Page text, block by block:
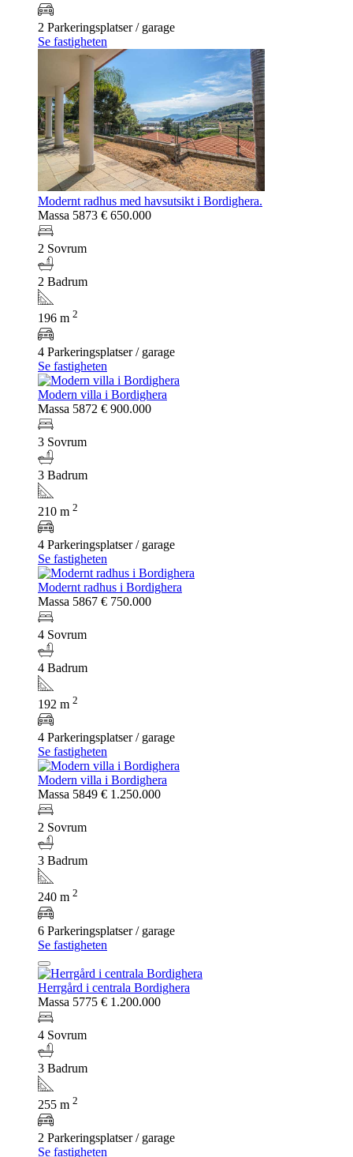
2 Parkeringsplatser / garage
Se fastigheten
Modernt radhus med havsutsikt i Bordighera.
Massa 5873 € 650.000
2 Sovrum
2 Badrum
196 m 2
4 Parkeringsplatser / garage
Se fastigheten
Modern villa i Bordighera
Massa 5872 € 900.000
3 Sovrum
3 Badrum
210 m 2
4 Parkeringsplatser / garage
Se fastigheten
Modernt radhus i Bordighera
Massa 5867 € 750.000
4 Sovrum
4 Badrum
192 m 2
4 Parkeringsplatser / garage
Se fastigheten
Modern villa i Bordighera
Massa 5849 € 1.250.000
2 Sovrum
3 Badrum
240 m 2
6 Parkeringsplatser / garage
Se fastigheten
Herrgård i centrala Bordighera
Massa 5775 € 1.200.000
4 Sovrum
3 Badrum
255 m 2
2 Parkeringsplatser / garage
Se fastigheten